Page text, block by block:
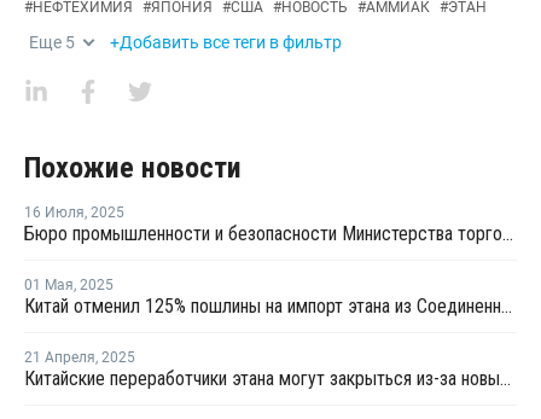
#НЕФТЕХИМИЯ #ЯПОНИЯ #США #НОВОСТЬ #АММИАК #ЭТАН
Еще 5 +Добавить все теги в фильтр
Похожие новости
16 Июля, 2025
Бюро промышленности и безопасности Министерства торговли США сняло экспортные ограничения на поставки этана в Китай
01 Мая, 2025
Китай отменил 125% пошлины на импорт этана из Соединенных Штатов
21 Апреля, 2025
Китайские переработчики этана могут закрыться из-за новых пошлин против США